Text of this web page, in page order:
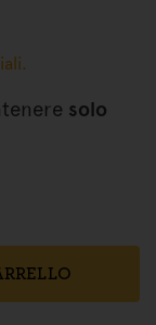
solo